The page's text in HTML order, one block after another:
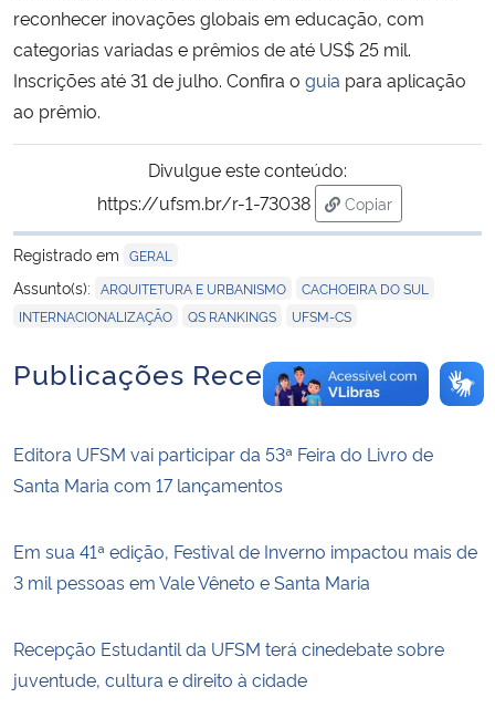
reconhecer inovações globais em educação, com
categorias variadas e prêmios de até US$ 25 mil.
Inscrições até 31 de julho. Confira o guia para aplicação
ao prêmio.
Divulgue este conteúdo:
https://ufsm.br/r-1-73038
Copiar
para área de
Registrado em GERAL
Assunto(s): ARQUITETURA E URBANISMO CACHOEIRA DO SUL
INTERNACIONALIZAÇÃO QS RANKINGS UFSM-CS
Publicações Recentes
Editora UFSM vai participar da 53ª Feira do Livro de
Santa Maria com 17 lançamentos
Em sua 41ª edição, Festival de Inverno impactou mais de
3 mil pessoas em Vale Vêneto e Santa Maria
Recepção Estudantil da UFSM terá cinedebate sobre
juventude, cultura e direito à cidade